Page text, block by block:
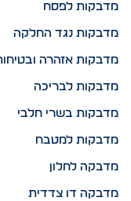
מדבקות לפסח
מדבקות נגד החלקה
מדבקות אזהרה
מדבקות לבריכה
מדבקות בשרי חלבי
מדבקות למטבח
מדבקה לחלון
מדבקה דו צדדית